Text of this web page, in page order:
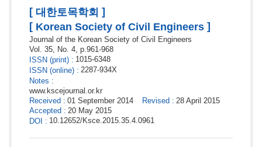
[ 대한토목학회 ]
[ Korean Society of Civil Engineers ]
Journal of the Korean Society of Civil Engineers
Vol. 35, No. 4, p. 961-968
ISSN (print) : 1015-6348
ISSN (online) : 2287-934X
Notes :
www.kscejournal.or.kr
Received : 01 September 2014 Revised : 28 April 2015
Accepted : 20 May 2015
DOI : 10.12652/Ksce.2015.35.4.0961